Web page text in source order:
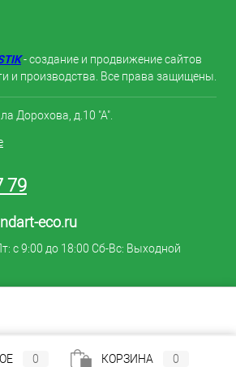
- создание и продвижение сайтов
и производства. Все права защищены.
Дорохова, д.10 "А".
79
eco.ru
с 9:00 до 18:00 Сб-Вс: Выходной
0 КОРЗИНА 0